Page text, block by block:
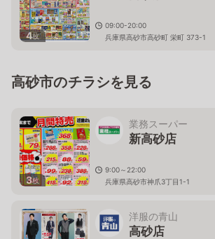
4枚
09:00-20:00
兵庫県高砂市高砂町 栄町 373-1
高砂市のチラシを見る
3枚
業務スーパー
新高砂店
9:00～22:00
兵庫県高砂市神爪3丁目1-1
洋服の青山
高砂店